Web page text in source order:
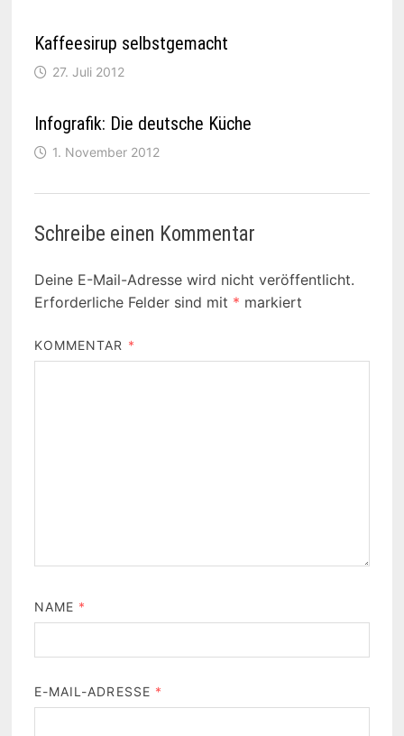
Kaffeesirup selbstgemacht
27. Juli 2012
Infografik: Die deutsche Küche
1. November 2012
Schreibe einen Kommentar
Deine E-Mail-Adresse wird nicht veröffentlicht.
Erforderliche Felder sind mit * markiert
KOMMENTAR *
NAME *
E-MAIL-ADRESSE *